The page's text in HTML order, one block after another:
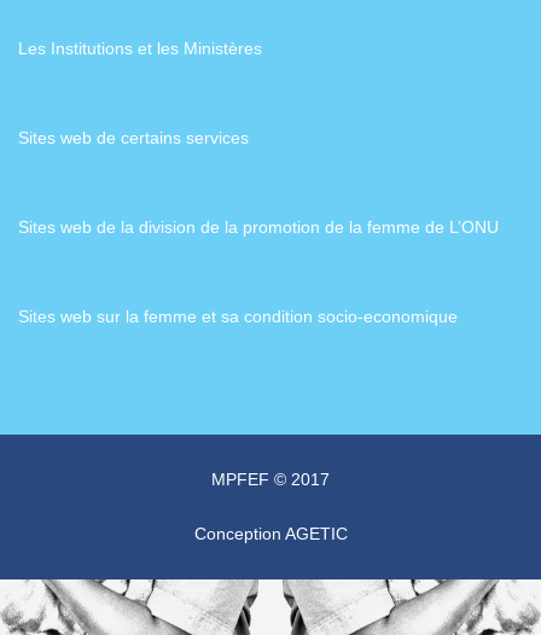
Les Institutions et les Ministères
Sites web de certains services
Sites web de la division de la promotion de la femme de L’ONU
Sites web sur la femme et sa condition socio-economique
MPFEF © 2017
Conception AGETIC